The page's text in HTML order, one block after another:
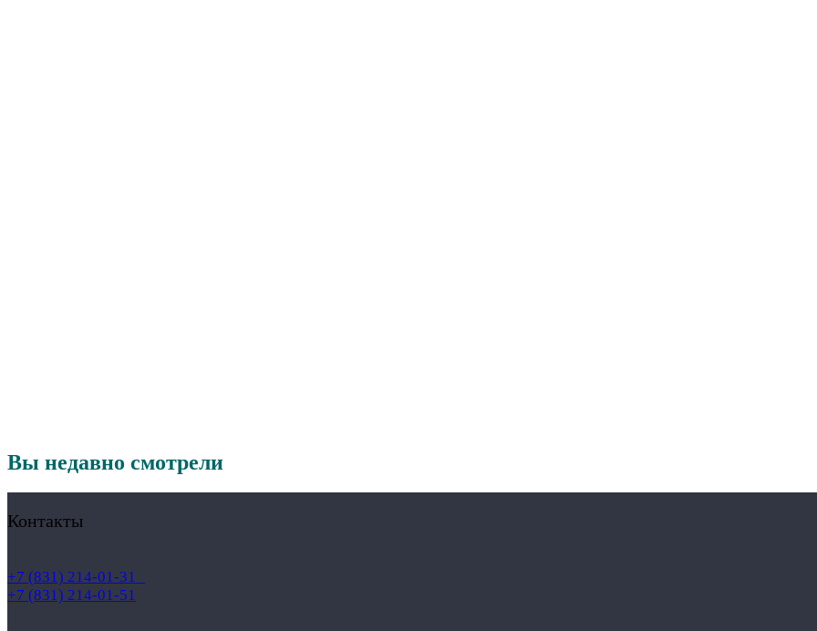
Вы недавно смотрели
Контакты
+7 (831) 214-01-31
+7 (831) 214-01-51